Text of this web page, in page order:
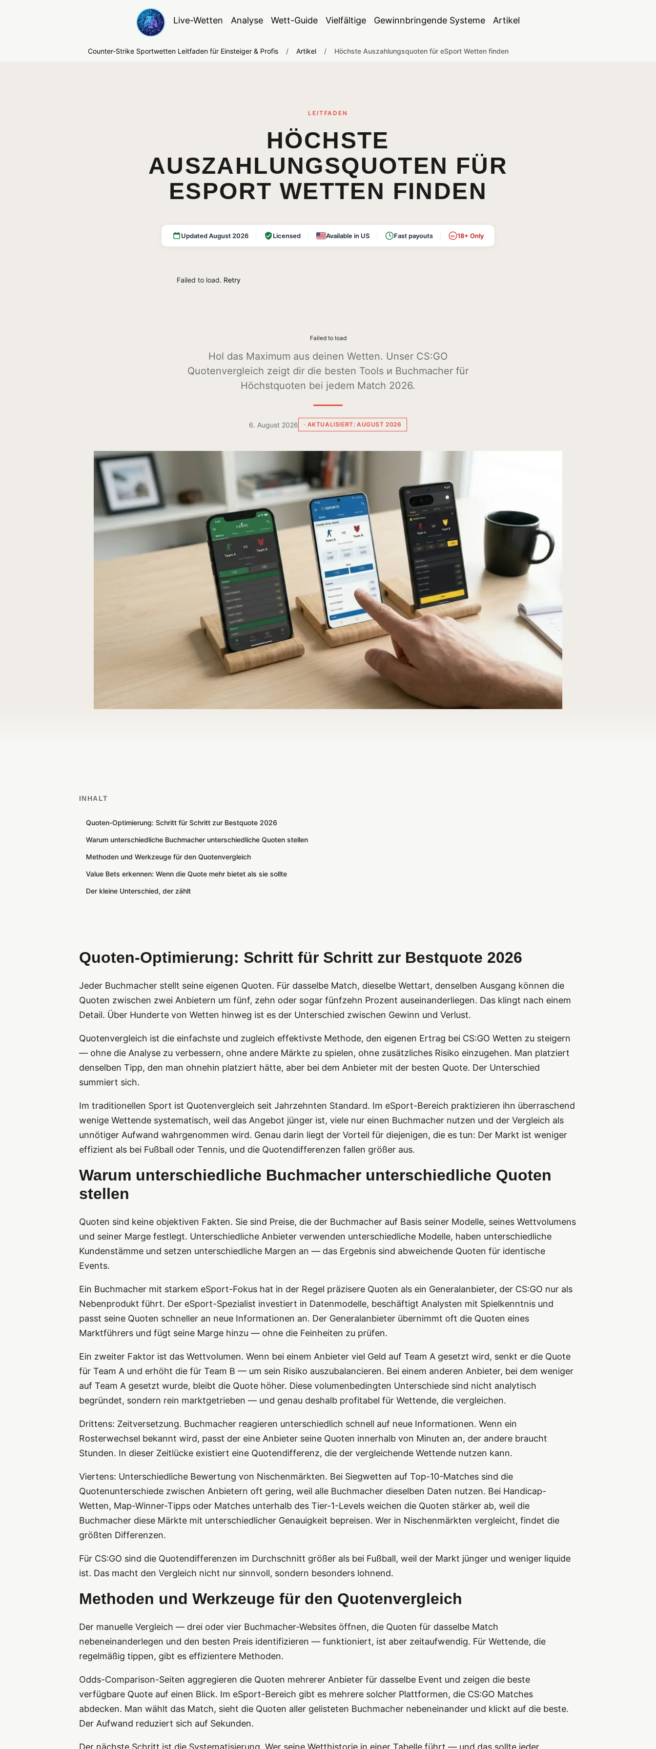
Live-Wetten Analyse Wett-Guide Vielfältige Gewinnbringende Systeme Artikel
Counter-Strike Sportwetten Leitfaden für Einsteiger & Profis / Artikel / Höchste Auszahlungsquoten für eSport Wetten finden
LEITFADEN
HÖCHSTE
AUSZAHLUNGSQUOTEN FÜR
ESPORT WETTEN FINDEN
Updated August 2026 Licensed Available in US Fast payouts 18+ 18+ Only
Failed to load. Retry
Failed to load
Hol das Maximum aus deinen Wetten. Unser CS:GO
Quotenvergleich zeigt dir die besten Tools и Buchmacher für
Höchstquoten bei jedem Match 2026.
6. August 2026 · AKTUALISIERT: AUGUST 2026
INHALT
Quoten-Optimierung: Schritt für Schritt zur Bestquote 2026
Warum unterschiedliche Buchmacher unterschiedliche Quoten stellen
Methoden und Werkzeuge für den Quotenvergleich
Value Bets erkennen: Wenn die Quote mehr bietet als sie sollte
Der kleine Unterschied, der zählt
Quoten-Optimierung: Schritt für Schritt zur Bestquote 2026
Jeder Buchmacher stellt seine eigenen Quoten. Für dasselbe Match, dieselbe Wettart, denselben Ausgang können die
Quoten zwischen zwei Anbietern um fünf, zehn oder sogar fünfzehn Prozent auseinanderliegen. Das klingt nach einem
Detail. Über Hunderte von Wetten hinweg ist es der Unterschied zwischen Gewinn und Verlust.
Quotenvergleich ist die einfachste und zugleich effektivste Methode, den eigenen Ertrag bei CS:GO Wetten zu steigern
— ohne die Analyse zu verbessern, ohne andere Märkte zu spielen, ohne zusätzliches Risiko einzugehen. Man platziert
denselben Tipp, den man ohnehin platziert hätte, aber bei dem Anbieter mit der besten Quote. Der Unterschied
summiert sich.
Im traditionellen Sport ist Quotenvergleich seit Jahrzehnten Standard. Im eSport-Bereich praktizieren ihn überraschend
wenige Wettende systematisch, weil das Angebot jünger ist, viele nur einen Buchmacher nutzen und der Vergleich als
unnötiger Aufwand wahrgenommen wird. Genau darin liegt der Vorteil für diejenigen, die es tun: Der Markt ist weniger
effizient als bei Fußball oder Tennis, und die Quotendifferenzen fallen größer aus.
Warum unterschiedliche Buchmacher unterschiedliche Quoten
stellen
Quoten sind keine objektiven Fakten. Sie sind Preise, die der Buchmacher auf Basis seiner Modelle, seines Wettvolumens
und seiner Marge festlegt. Unterschiedliche Anbieter verwenden unterschiedliche Modelle, haben unterschiedliche
Kundenstämme und setzen unterschiedliche Margen an — das Ergebnis sind abweichende Quoten für identische
Events.
Ein Buchmacher mit starkem eSport-Fokus hat in der Regel präzisere Quoten als ein Generalanbieter, der CS:GO nur als
Nebenprodukt führt. Der eSport-Spezialist investiert in Datenmodelle, beschäftigt Analysten mit Spielkenntnis und
passt seine Quoten schneller an neue Informationen an. Der Generalanbieter übernimmt oft die Quoten eines
Marktführers und fügt seine Marge hinzu — ohne die Feinheiten zu prüfen.
Ein zweiter Faktor ist das Wettvolumen. Wenn bei einem Anbieter viel Geld auf Team A gesetzt wird, senkt er die Quote
für Team A und erhöht die für Team B — um sein Risiko auszubalancieren. Bei einem anderen Anbieter, bei dem weniger
auf Team A gesetzt wurde, bleibt die Quote höher. Diese volumenbedingten Unterschiede sind nicht analytisch
begründet, sondern rein marktgetrieben — und genau deshalb profitabel für Wettende, die vergleichen.
Drittens: Zeitversetzung. Buchmacher reagieren unterschiedlich schnell auf neue Informationen. Wenn ein
Rosterwechsel bekannt wird, passt der eine Anbieter seine Quoten innerhalb von Minuten an, der andere braucht
Stunden. In dieser Zeitlücke existiert eine Quotendifferenz, die der vergleichende Wettende nutzen kann.
Viertens: Unterschiedliche Bewertung von Nischenmärkten. Bei Siegwetten auf Top-10-Matches sind die
Quotenunterschiede zwischen Anbietern oft gering, weil alle Buchmacher dieselben Daten nutzen. Bei Handicap-
Wetten, Map-Winner-Tipps oder Matches unterhalb des Tier-1-Levels weichen die Quoten stärker ab, weil die
Buchmacher diese Märkte mit unterschiedlicher Genauigkeit bepreisen. Wer in Nischenmärkten vergleicht, findet die
größten Differenzen.
Für CS:GO sind die Quotendifferenzen im Durchschnitt größer als bei Fußball, weil der Markt jünger und weniger liquide
ist. Das macht den Vergleich nicht nur sinnvoll, sondern besonders lohnend.
Methoden und Werkzeuge für den Quotenvergleich
Der manuelle Vergleich — drei oder vier Buchmacher-Websites öffnen, die Quoten für dasselbe Match
nebeneinanderlegen und den besten Preis identifizieren — funktioniert, ist aber zeitaufwendig. Für Wettende, die
regelmäßig tippen, gibt es effizientere Methoden.
Odds-Comparison-Seiten aggregieren die Quoten mehrerer Anbieter für dasselbe Event und zeigen die beste
verfügbare Quote auf einen Blick. Im eSport-Bereich gibt es mehrere solcher Plattformen, die CS:GO Matches
abdecken. Man wählt das Match, sieht die Quoten aller gelisteten Buchmacher nebeneinander und klickt auf die beste.
Der Aufwand reduziert sich auf Sekunden.
Der nächste Schritt ist die Systematisierung. Wer seine Wetthistorie in einer Tabelle führt — und das sollte jeder